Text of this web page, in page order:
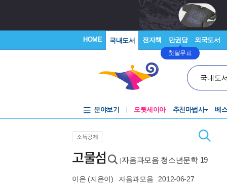
HOME 국내도서 전자책 만권당
첫달무료
외국도서
국내도
분야보기 오뒷세이아 추천마법사 베
소득공제
고물섬 자음과모음 청소년문학 19
이은 (지은이) 자음과모음 2012-06-27